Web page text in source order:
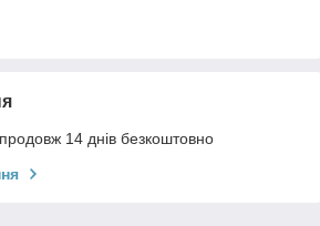
14 днів безкоштовно